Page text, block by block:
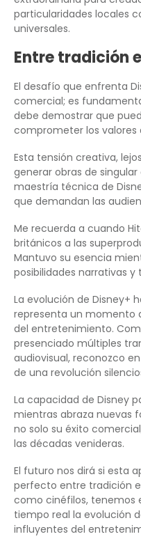
particularidades locales
universales.
Entre tradición
El desafío que enfrenta
comercial; es
debe demostrar que
comprometer los valores
Esta tensión creativa,
generar obras de
maestría técnica de
que demandan las
Me recuerda a cuando
británicos a las
Mantuvo su esencia
posibilidades narrativas y
La evolución de Disney+
representa un momento
del entretenimiento.
presenciado múltiples
audiovisual, reconozco
de una revolución
La capacidad de Disney
mientras abraza nuevas
no solo su éxito
las décadas venideras.
El futuro nos dirá si esta
perfecto entre tradición
como cinéfilos, tenemos
tiempo real la evolución
influyentes del